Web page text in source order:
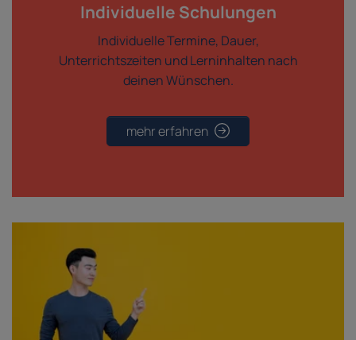
Individuelle Schulungen
Individuelle Termine, Dauer,
Unterrichtszeiten und Lerninhalten nach
deinen Wünschen.
mehr erfahren